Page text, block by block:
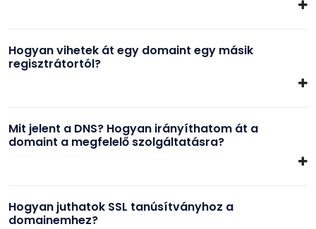
Hogyan vihetek át egy domaint egy másik
regisztrátortól?
Mit jelent a DNS? Hogyan irányíthatom át a
domaint a megfelelő szolgáltatásra?
Hogyan juthatok SSL tanúsítványhoz a
domainemhez?